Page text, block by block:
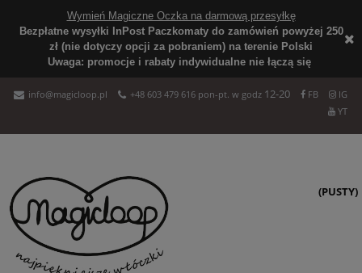
Wymień Magiczne Oczka na darmową przesyłkę
Bezpłatne wysyłki InPost Paczkomaty do zamówień powyżej 250
zł (nie dotyczy opcji za pobraniem) na terenie Polski
Uwaga: promocje i rabaty indywidualne nie łączą się
info@magicloop.pl +48 603 479 616 pon-pt. w godz 12-20 FB
IG
YT
(PUSTY)